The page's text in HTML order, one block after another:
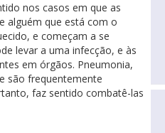
nos casos em que as
alguém que está com o
e começam a se
levar a uma infecção, e às
em órgãos. Pneumonia,
são frequentemente
faz sentido combatê-las